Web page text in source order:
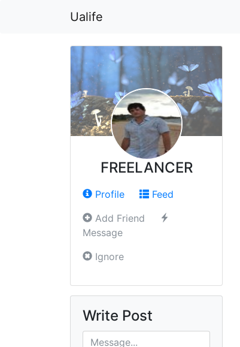
Ualife
FREELANCER
Profile
Feed
Add Friend
Message
Ignore
Write Post